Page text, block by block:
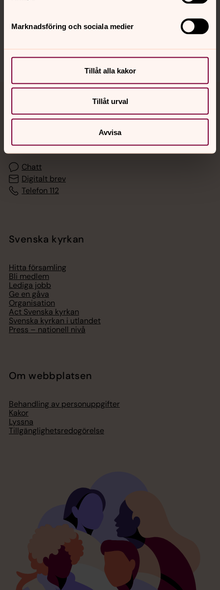
Marknadsföring och sociala medier
Tillåt alla kakor
Tillåt urval
Avvisa
Sociala kanaler
Jourhavande präst
med en präst på kvällar och nätter.
Chatt
Digitalt brev
Telefon 112
Svenska kyrkan
Hitta församling
Bli medlem
Lediga jobb
Ge en gåva
Organisation
Act Svenska kyrkan
Svenska kyrkan i utlandet
Press – nationell nivå
Om webbplatsen
Behandling av personuppgifter
Kakor
Lyssna
Tillgänglighetsredogörelse